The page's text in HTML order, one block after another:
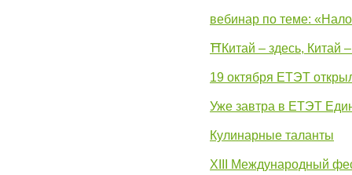
вебинар по теме:
⛩Китай – здесь, Китай
19 октября ЕТЭТ
Уже завтра в ЕТЭТ
Кулинарные таланты
XIII Международный